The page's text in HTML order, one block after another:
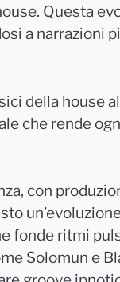
Questa
a narrazioni
della house
che rende
con
fonde ritmi
Solomun e